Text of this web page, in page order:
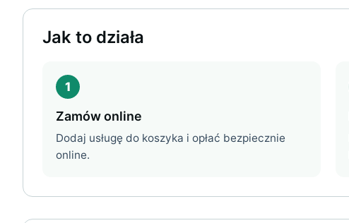
Jak to działa
1
Zamów online
Dodaj usługę do koszyka i opłać bezpiecznie
online.